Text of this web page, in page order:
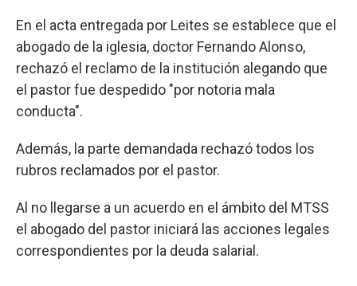
En el acta entregada por Leites se establece que el
abogado de la iglesia, doctor Fernando Alonso,
rechazó el reclamo de la institución alegando que
el pastor fue despedido "por notoria mala
conducta".
Además, la parte demandada rechazó todos los
rubros reclamados por el pastor.
Al no llegarse a un acuerdo en el ámbito del MTSS
el abogado del pastor iniciará las acciones legales
correspondientes por la deuda salarial.